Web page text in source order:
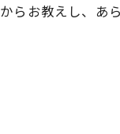
らお教えし、あ